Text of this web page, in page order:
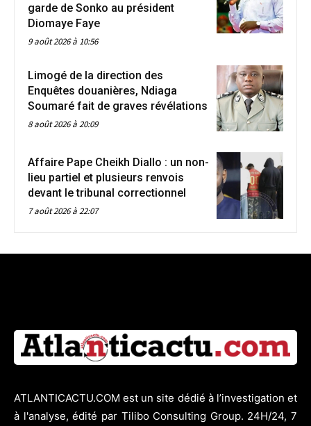
garde de Sonko au président
Diomaye Faye
9 août 2026 à 10:56
Limogé de la direction des
Enquêtes douanières, Ndiaga
Soumaré fait de graves révélations
8 août 2026 à 20:09
Affaire Pape Cheikh Diallo : un non-
lieu partiel et plusieurs renvois
devant le tribunal correctionnel
7 août 2026 à 22:07
ATLANTICACTU.COM est un site dédié à l’investigation et
à l'analyse, édité par Tilibo Consulting Group. 24H/24, 7